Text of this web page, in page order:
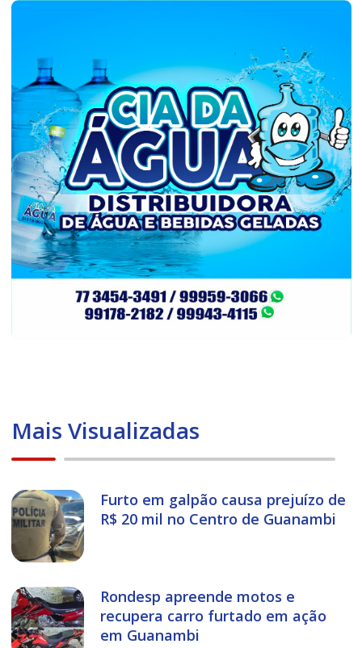
Mais Visualizadas
Furto em galpão causa prejuízo de
R$ 20 mil no Centro de Guanambi
Rondesp apreende motos e
recupera carro furtado em ação
em Guanambi